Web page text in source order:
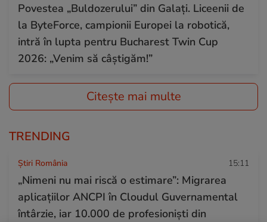
Povestea „Buldozerului” din Galați. Liceenii de
la ByteForce, campionii Europei la robotică,
intră în lupta pentru Bucharest Twin Cup
2026: „Venim să câștigăm!”
Citește mai multe
TRENDING
Știri România 15:11
„Nimeni nu mai riscă o estimare”: Migrarea
aplicațiilor ANCPI în Cloudul Guvernamental
întârzie, iar 10.000 de profesioniști din